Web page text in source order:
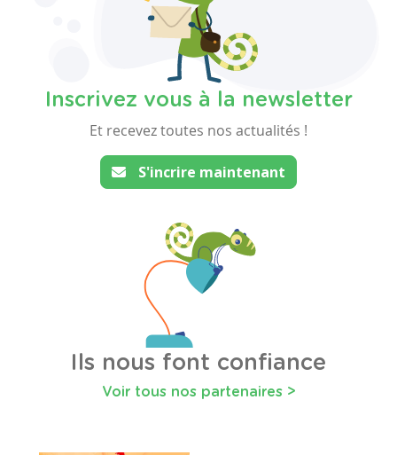
Inscrivez vous à la newsletter
Et recevez toutes nos actualités !
S'incrire maintenant
Ils nous font confiance
Voir tous nos partenaires >